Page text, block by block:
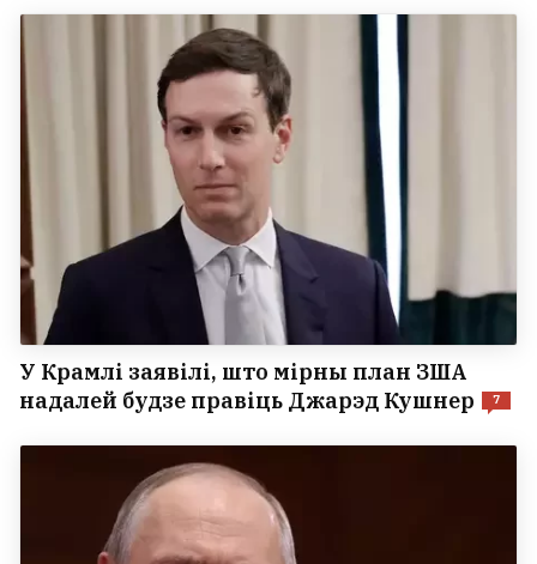
У Крамлі заявілі, што мірны план ЗША
надалей будзе правіць Джарэд Кушнер
7